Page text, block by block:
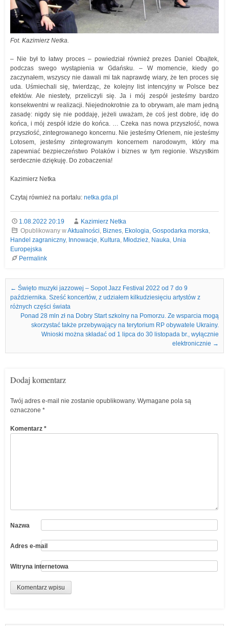
Fot. Kazimierz Netka.
– Nie był to łatwy proces – powiedział również prezes Daniel Obajtek,
podczas swego wystąpienia w Gdańsku. – W momencie, kiedy go
zaczynałem, wszyscy nie dawali mi tak naprawdę wiary, że ten proces się
uda. Uśmiechali się, twierdząc, że kolejny list intencyjny w Polsce bez
efektów. Ale niestety, przeliczyli się. Ja i mój zespół jesteśmy bardzo
konsekwentni w realizacji. Niejednokrotnie za to obrywam, ale mam jedną
zasadę: nigdy się nie poddaję, jeżeli uważam, że coś jest dobre, idę do
końca, i mój zespół idzie do końca. … Czeka nas nowa przyszłość, nowa
przyszłość, zintegrowanego koncernu. Nie jesteśmy Orlenem, nie jesteśmy
Lotosem, jesteśmy zintegrowanym koncernem narodowym, który ma
zapewniać bezpieczeństwo Polaków i biznes w tym regionie. Wszystkim
serdecznie dziękuję. Do zobaczenia!
Kazimierz Netka
Czytaj również na portalu: netka.gda.pl
1.08.2022 20:19
Kazimierz Netka
Opublikowany wAktualności, Biznes, Ekologia, Gospodarka morska,
Handel zagraniczny, Innowacje, Kultura, Młodzież, Nauka, Unia
Europejska
Permalink
Nawigacja we wpisach
← Święto muzyki jazzowej – Sopot Jazz Festival 2022 od 7 do 9
października. Sześć koncertów, z udziałem kilkudziesięciu artystów z
różnych części świata
Ponad 28 mln zł na Dobry Start szkolny na Pomorzu. Ze wsparcia mogą
skorzystać także przebywający na terytorium RP obywatele Ukrainy.
Wnioski można składać od 1 lipca do 30 listopada br., wyłącznie
elektronicznie →
Dodaj komentarz
Twój adres e-mail nie zostanie opublikowany. Wymagane pola są
oznaczone *
Komentarz *
Nazwa
Adres e-mail
Witryna internetowa